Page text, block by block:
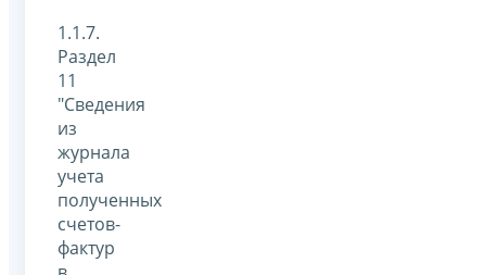
1.1.7.
Раздел
11
"Сведения
из
журнала
учета
полученных
счетов-
фактур